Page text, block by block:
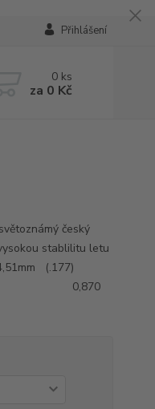
Přihlášení
0 ks
za 0 Kč
český
stablilitu letu
4,51mm (.177)
0,870